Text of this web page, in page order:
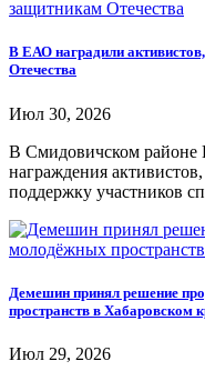
В ЕАО наградили
Отечества
Июл 30, 2026
В Смидовичском районе
награждения
поддержку участников
Демешин принял решение
пространств в Хабаровском
Июл 29, 2026